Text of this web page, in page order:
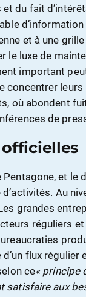
du fait
et à une
le luxe de
important
concentrer
où abondent
de
officielles
Pentagone, et le
Au
grandes
réguliers
flux
ce« principe
satisfaire aux